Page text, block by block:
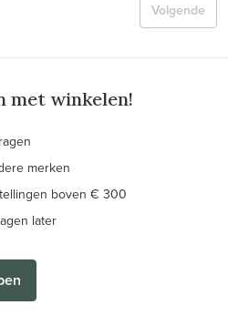
Volgende
met winkelen!
merken
boven € 300
later